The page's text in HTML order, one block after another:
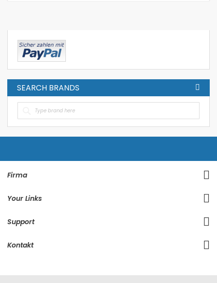
SEARCH BRANDS
Firma
Your Links
Support
Kontakt